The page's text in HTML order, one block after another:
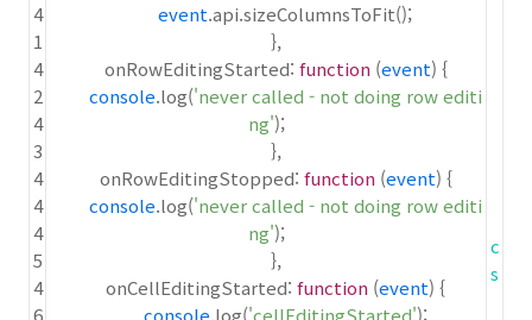
4
1
4
2
4
3
4
4
4
5
4
6
event.api.sizeColumnsToFit();
},
onRowEditingStarted: function (event) {
console.log('never called - not doing row editi
ng');
},
onRowEditingStopped: function (event) {
console.log('never called - not doing row editi
ng');
},
onCellEditingStarted: function (event) {
console .log('cellEditingStarted');
c
s